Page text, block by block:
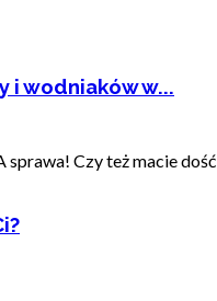
wodniaków w...
Czy też macie dość